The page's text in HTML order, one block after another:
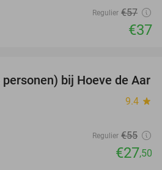
Regulier €57
€37
50%
bij Hoeve de Aar
9.4 star
Regulier €55
€27,50